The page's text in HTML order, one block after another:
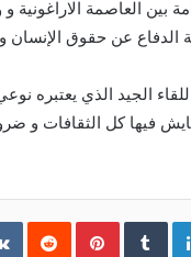
العاصمة الاراغونية
الدفاع عن حقوق
الجيد الذي يعتبره
كل الثقافات و
LinkedIn
‏Tumblr
Pinterest
‏Reddit